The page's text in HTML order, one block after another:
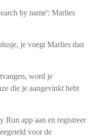
by name': Marlies
je voegt Marlies dan
word je
die je aangevinkt hebt
Run app aan en registreer
voor de